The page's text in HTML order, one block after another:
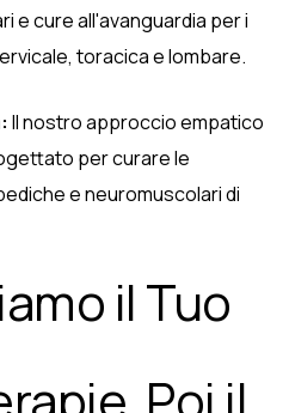
e cure all'avanguardia per i
toracica e lombare.
Il nostro approccio empatico
per curare le
e neuromuscolari di
il Tuo